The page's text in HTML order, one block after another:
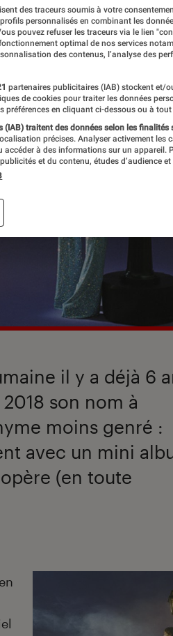
il y a déjà 6
son nom à
moins genré :
avec un mini
(en toute
des traceurs soumis à votre
personnalisés en combinant les
pouvez refuser les traceurs via le lien
optimal de nos services
des contenus, l’analyse des
partenaires publicitaires (IAB) stockent et/
de cookies pour traiter les données
préférences en cliquant ci-dessous ou à
(IAB) traitent des données selon les finalités
précises. Analyser activement les
accéder à des informations sur un appareil.
et du contenu, études d’audience